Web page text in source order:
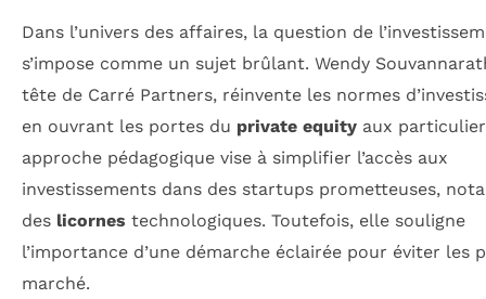
Dans l’univers des affaires, la question de
s’impose comme un sujet brûlant. Wendy
tête de Carré Partners, réinvente les normes
en ouvrant les portes du private equity aux
approche pédagogique vise à simplifier l’accès aux
investissements dans des startups prometteuses,
des licornes technologiques. Toutefois, elle souligne
l’importance d’une démarche éclairée pour éviter les
marché.